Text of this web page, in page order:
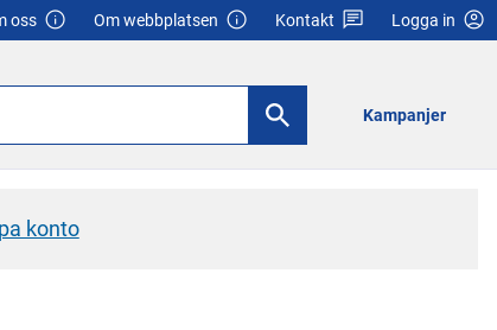
oss Om webbplatsen Kontakt Logga in
Kampanjer
konto